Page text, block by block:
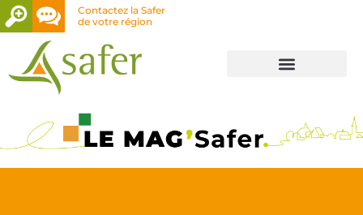
Contactez la Safer
de votre région